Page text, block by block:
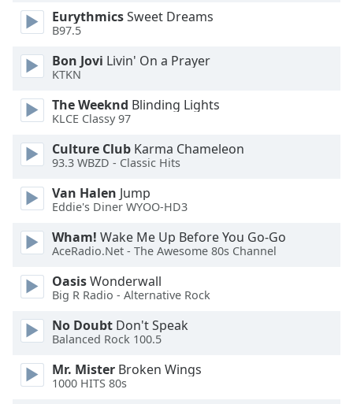
Caption
Area
Background
Size
Edge
Style
Font
Family
Reset
EurythmicsSweet Dreams
B97.5
Bon Jovi Livin' On a Prayer
KTKN
The Weeknd Blinding Lights
KLCE Classy 97
Culture Club Karma Chameleon
93.3 WBZD - Classic Hits
Van Halen Jump
Eddie's Diner WYOO-HD3
Wham! Wake Me Up Before You Go-Go
AceRadio.Net - The Awesome 80s Channel
OasisWonderwall
Big R Radio - Alternative Rock
No Doubt Don't Speak
Balanced Rock 100.5
Mr. Mister Broken Wings
1000 HITS 80s